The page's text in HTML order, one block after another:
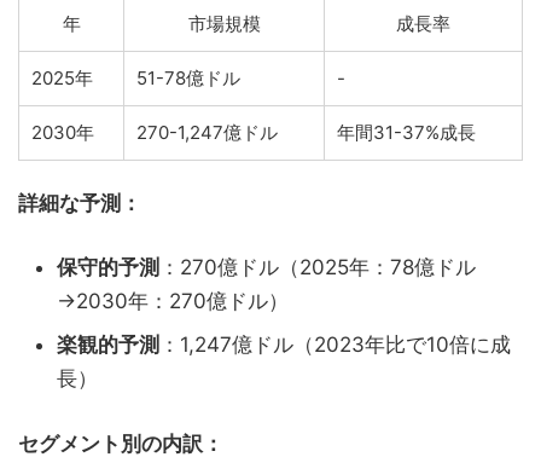
年 市場規模 成長率
2025年 51-78億ドル -
2030年 270-1,247億ドル 年間31-37%成長
詳細な予測：
保守的予測 ：270億ドル（2025年：78億ドル
→2030年：270億ドル）
楽観的予測 ：1,247億ドル（2023年比で10倍に成
長）
セグメント別の内訳：